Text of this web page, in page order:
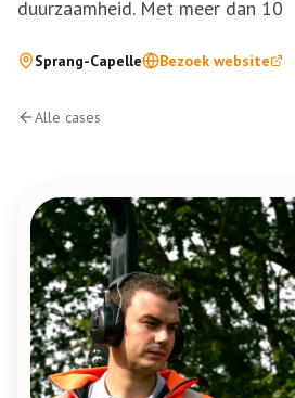
duurzaamheid. Met meer dan 10
Sprang-Capelle Bezoek website
Alle cases